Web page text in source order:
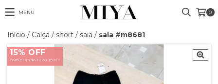
MENU 0
Início / Calça / short / saia / saia #m8681
15% OFF
comprando 12 ou mais